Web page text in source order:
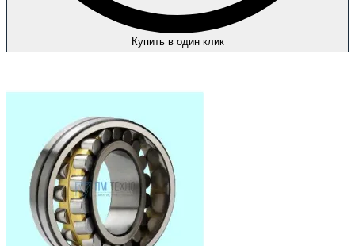
Купить в один клик